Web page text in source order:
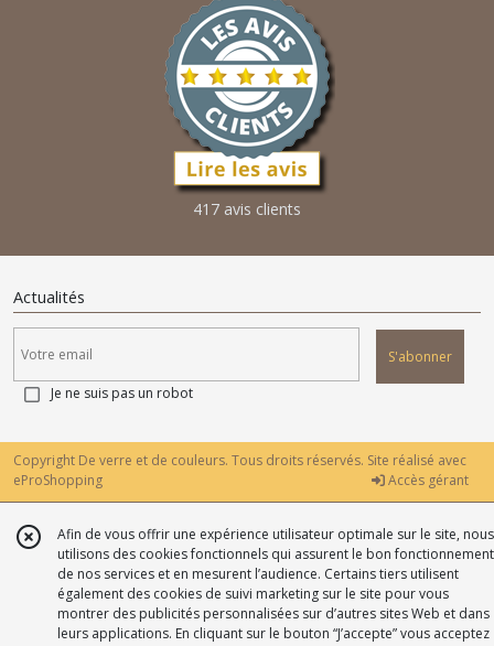
417 avis clients
Actualités
S'abonner
Je ne suis pas un robot
Copyright De verre et de couleurs. Tous droits réservés. Site réalisé avec
eProShopping
Accès gérant
Afin de vous offrir une expérience utilisateur optimale sur le site, nous
utilisons des cookies fonctionnels qui assurent le bon fonctionnement
de nos services et en mesurent l’audience. Certains tiers utilisent
également des cookies de suivi marketing sur le site pour vous
montrer des publicités personnalisées sur d’autres sites Web et dans
leurs applications. En cliquant sur le bouton “J’accepte” vous acceptez